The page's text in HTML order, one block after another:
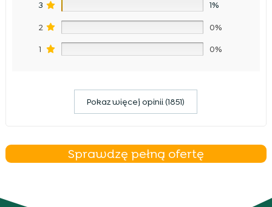
3 1%
2 0%
1 0%
Pokaz więcej opinii (1851)
Sprawdzę pełną ofertę